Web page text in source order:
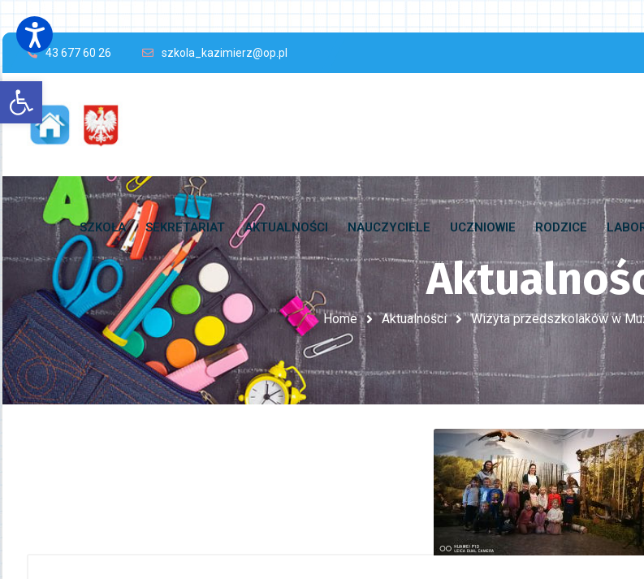
Open toolbar
43 677 60 26 szkola_kazimierz@op.pl
SZKOŁA SEKRETARIAT AKTUALNOŚCI NAUCZYCIELE UCZNIOWIE RODZICE
Home Aktualności Wizyta przedszkolaków w